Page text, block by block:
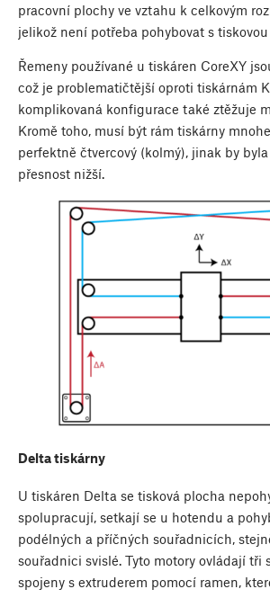
pracovní plochy ve vztahu k celkovým
jelikož není potřeba pohybovat s
Řemeny používané u tiskáren CoreXY
což je problematičtější oproti tiskárnám
komplikovaná konfigurace také ztěžuje
Kromě toho, musí být rám tiskárny
perfektně čtvercový (kolmý), jinak by byla
přesnost nižší.
Delta tiskárny
U tiskáren Delta se tisková plocha
spolupracují, setkají se u hotendu a
podélných a příčných souřadnicích,
souřadnici svislé. Tyto motory ovládají tři
spojeny s extruderem pomocí ramen,